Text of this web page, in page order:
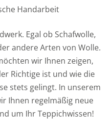
Handarbeit
Egal ob Schafwolle,
andere Arten von Wolle.
wir Ihnen zeigen,
Richtige ist und wie die
stets gelingt. In unserem
Ihnen regelmäßig neue
um Ihr Teppichwissen!